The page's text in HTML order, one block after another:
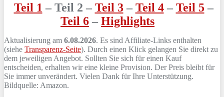
Teil 1 – Teil 2 –Teil 3–Teil 4–Teil 5 –
Teil 6–Highlights
Aktualisierung am 6.08.2026. Es sind Affiliate-Links enthalten
(siehe Transparenz-Seite). Durch einen Klick gelangen Sie direkt zu
dem jeweiligen Angebot. Sollten Sie sich für einen Kauf
entscheiden, erhalten wir eine kleine Provision. Der Preis bleibt für
Sie immer unverändert. Vielen Dank für Ihre Unterstützung.
Bildquelle: Amazon.